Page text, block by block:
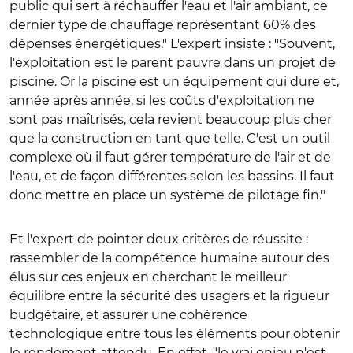
public qui sert à réchauffer l'eau et l'air ambiant, ce
dernier type de chauffage représentant 60% des
dépenses énergétiques." L'expert insiste : "Souvent,
l'exploitation est le parent pauvre dans un projet de
piscine. Or la piscine est un équipement qui dure et,
année après année, si les coûts d'exploitation ne
sont pas maîtrisés, cela revient beaucoup plus cher
que la construction en tant que telle. C'est un outil
complexe où il faut gérer température de l'air et de
l'eau, et de façon différentes selon les bassins. Il faut
donc mettre en place un système de pilotage fin."
Et l'expert de pointer deux critères de réussite :
rassembler de la compétence humaine autour des
élus sur ces enjeux en cherchant le meilleur
équilibre entre la sécurité des usagers et la rigueur
budgétaire, et assurer une cohérence
technologique entre tous les éléments pour obtenir